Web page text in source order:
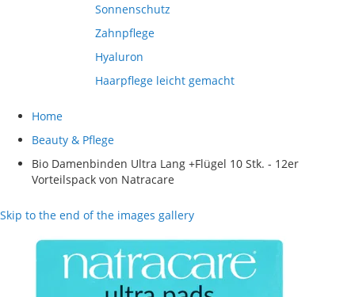
Sonnenschutz
Zahnpflege
Hyaluron
Haarpflege leicht gemacht
Home
Beauty & Pflege
Bio Damenbinden Ultra Lang +Flügel 10 Stk. - 12er
Vorteilspack von Natracare
Skip to the end of the images gallery